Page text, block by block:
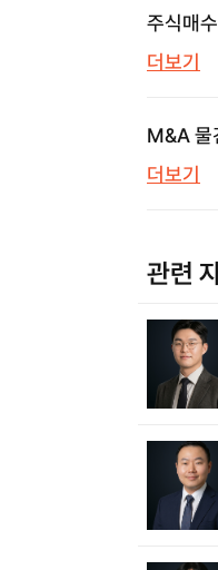
주식매
놓치면
더보기
M&A 물
의류쇼
더보기
관련